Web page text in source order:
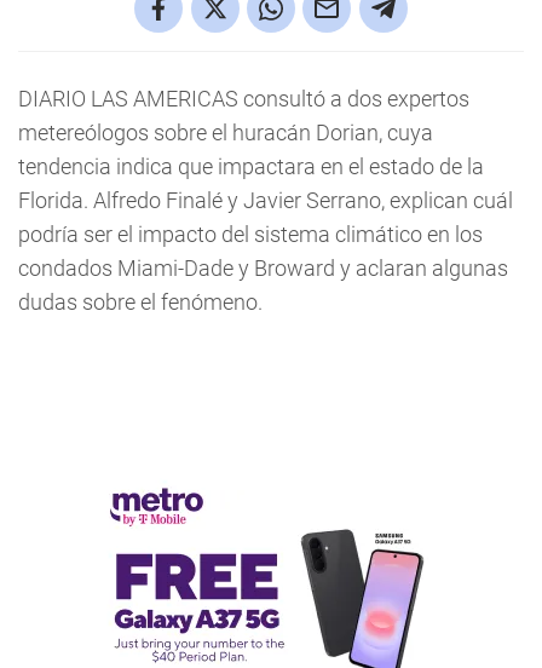
DIARIO LAS AMERICAS consultó a dos expertos
metereólogos sobre el huracán Dorian, cuya
tendencia indica que impactara en el estado de la
Florida. Alfredo Finalé y Javier Serrano, explican cuál
podría ser el impacto del sistema climático en los
condados Miami-Dade y Broward y aclaran algunas
dudas sobre el fenómeno.